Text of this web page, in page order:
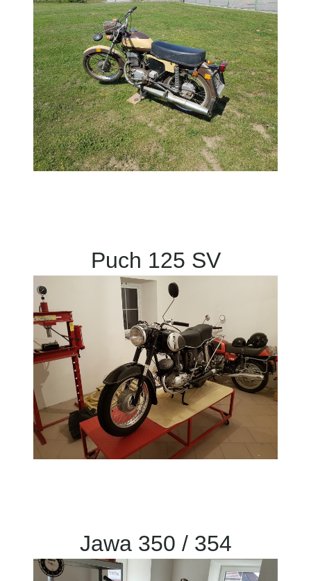
Puch 125 SV
Jawa 350 / 354